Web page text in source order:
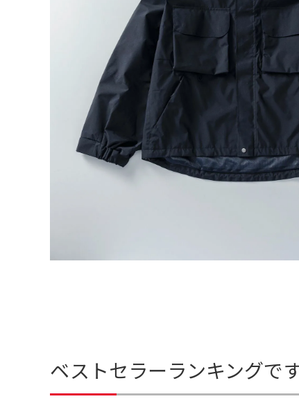
ベストセラーランキングで